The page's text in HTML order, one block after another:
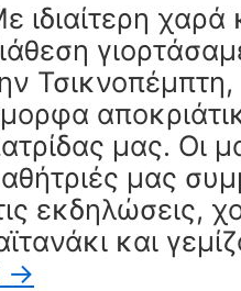
ιδιαίτερη χαρά
μας. Οι
μας
εκδηλώσεις,
και
→